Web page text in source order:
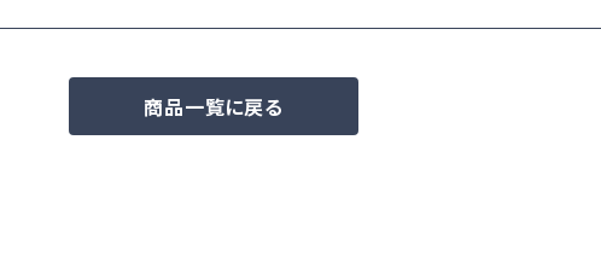
商品一覧に戻る